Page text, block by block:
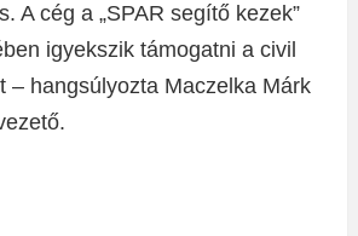
A cég a „SPAR segítő kezek”
igyekszik támogatni a civil
– hangsúlyozta Maczelka Márk